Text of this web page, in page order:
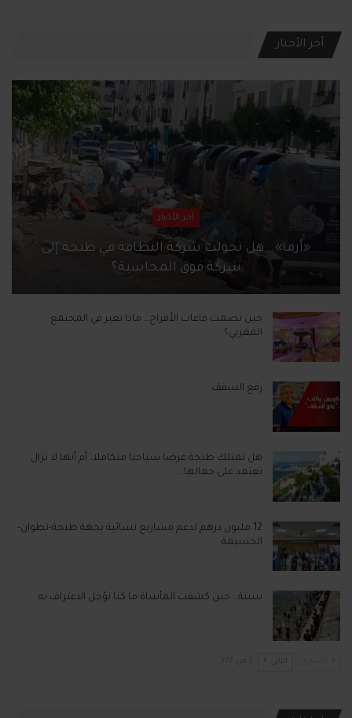
آخر الأخبار
آخر الأخبار
«أرما».. هل تحولت شركة النظافة في طنجة إلى
شركة فوق المحاسبة؟
حين تصمت قاعات الأفراح… ماذا تغير في المجتمع
المغربي؟
رفع السقف
هل تمتلك طنجة عرضا سياحيا متكاملا، أم أنها لا تزال
تعتمد على جمالها…
12 مليون درهم لدعم مشاريع نسائية بجهة طنجة-تطوان-
الحسيمة
سبتة… حين كشفت المأساة ما كنا نؤجل الاعتراف به
التالي